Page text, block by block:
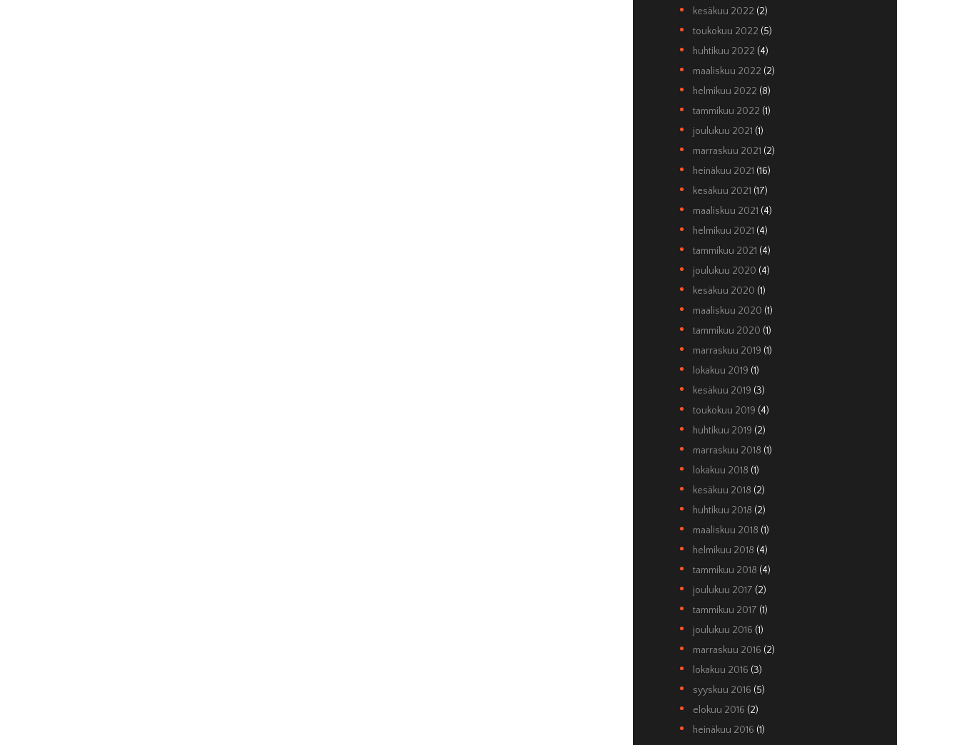
kesäkuu 2022 (2)
toukokuu 2022 (5)
huhtikuu 2022 (4)
maaliskuu 2022 (2)
helmikuu 2022 (8)
tammikuu 2022 (1)
joulukuu 2021 (1)
marraskuu 2021 (2)
heinäkuu 2021 (16)
kesäkuu 2021 (17)
maaliskuu 2021 (4)
helmikuu 2021 (4)
tammikuu 2021 (4)
joulukuu 2020 (4)
kesäkuu 2020 (1)
maaliskuu 2020 (1)
tammikuu 2020 (1)
marraskuu 2019 (1)
lokakuu 2019 (1)
kesäkuu 2019 (3)
toukokuu 2019 (4)
huhtikuu 2019 (2)
marraskuu 2018 (1)
lokakuu 2018 (1)
kesäkuu 2018 (2)
huhtikuu 2018 (2)
maaliskuu 2018 (1)
helmikuu 2018 (4)
tammikuu 2018 (4)
joulukuu 2017 (2)
tammikuu 2017 (1)
joulukuu 2016 (1)
marraskuu 2016 (2)
lokakuu 2016 (3)
syyskuu 2016 (5)
elokuu 2016 (2)
heinäkuu 2016 (1)